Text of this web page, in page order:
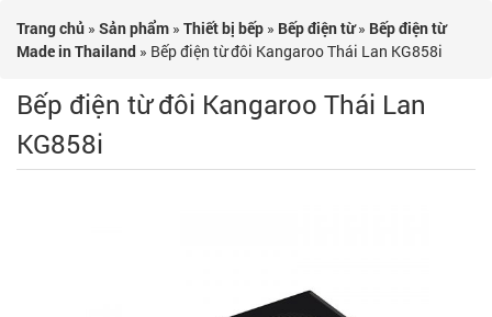
Trang chủ » Sản phẩm » Thiết bị bếp » Bếp điện từ» Bếp điện từ
Made in Thailand » Bếp điện từ đôi Kangaroo Thái Lan KG858i
Bếp điện từ đôi Kangaroo Thái Lan
KG858i